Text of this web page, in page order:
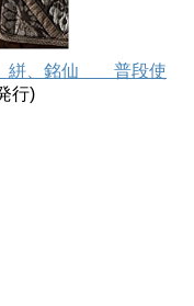
、絣、銘仙 普段使
行)